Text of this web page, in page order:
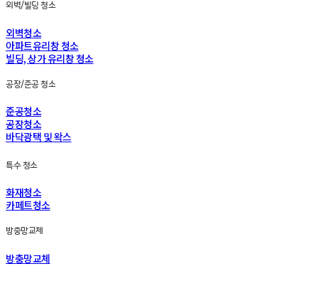
외벽/빌딩 청소
외벽청소
아파트유리창 청소
빌딩, 상가 유리창 청소
공장/준공 청소
준공청소
공장청소
바닥광택 및 왁스
특수 청소
화재청소
카페트청소
방충망교체
방충망교체